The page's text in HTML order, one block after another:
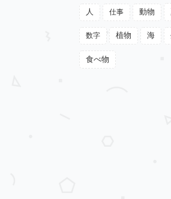
人 仕事 動物
数字 植物 海
食べ物